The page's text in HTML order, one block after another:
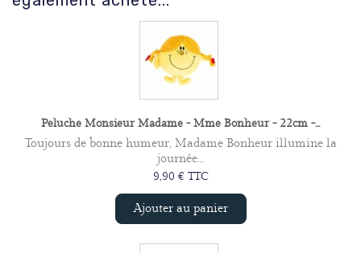
Peluche Monsieur Madame - Mme Bonheur - 22cm -...
Toujours de bonne humeur, Madame Bonheur illumine la
journée...
9,90 € TTC
Ajouter au panier